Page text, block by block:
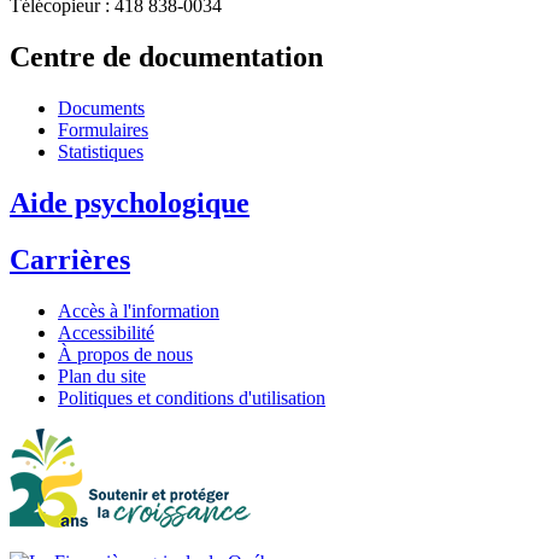
Télécopieur : 418 838-0034
Centre de documentation
Documents
Formulaires
Statistiques
Aide psychologique
Carrières
Accès à l'information
Accessibilité
À propos de nous
Plan du site
Politiques et conditions d'utilisation